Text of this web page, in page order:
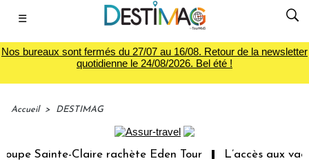
☰
Nos bureaux sont fermés du 27/07 au 16/08. Retour de la newsletter
quotidienne le 24/08/2026. Bel été !
Accueil > DESTIMAG
Sainte-Claire rachète Eden Tour L’accès aux